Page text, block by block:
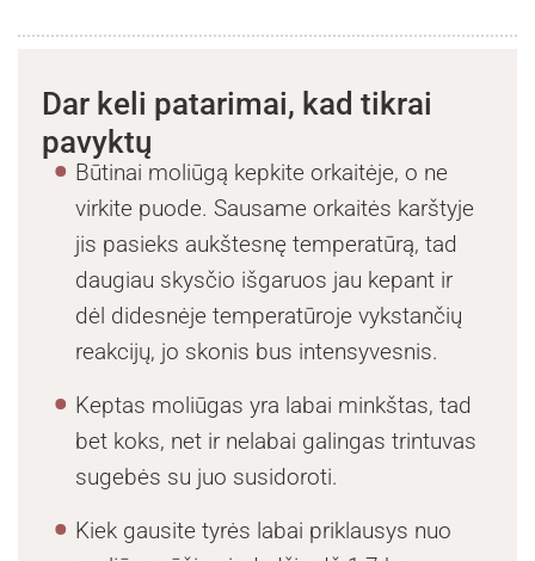
Dar keli patarimai, kad tikrai
pavyktų
Būtinai moliūgą kepkite orkaitėje, o ne
virkite puode. Sausame orkaitės karštyje
jis pasieks aukštesnę temperatūrą, tad
daugiau skysčio išgaruos jau kepant ir
dėl didesnėje temperatūroje vykstančių
reakcijų, jo skonis bus intensyvesnis.
Keptas moliūgas yra labai minkštas, tad
bet koks, net ir nelabai galingas trintuvas
sugebės su juo susidoroti.
Kiek gausite tyrės labai priklausys nuo